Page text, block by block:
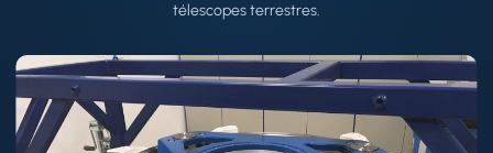
télescopes terrestres.